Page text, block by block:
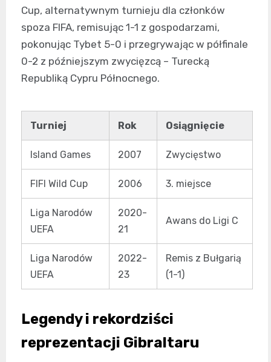
Cup, alternatywnym turnieju dla członków
spoza FIFA, remisując 1-1 z gospodarzami,
pokonując Tybet 5-0 i przegrywając w półfinale
0-2 z późniejszym zwycięzcą – Turecką
Republiką Cypru Północnego.
Turniej Rok Osiągnięcie
Island Games 2007 Zwycięstwo
FIFI Wild Cup 2006 3. miejsce
Liga Narodów
UEFA
2020-
21
Awans do Ligi C
Liga Narodów
UEFA
2022-
23
Remis z Bułgarią
(1-1)
Legendy i rekordziści
reprezentacji Gibraltaru